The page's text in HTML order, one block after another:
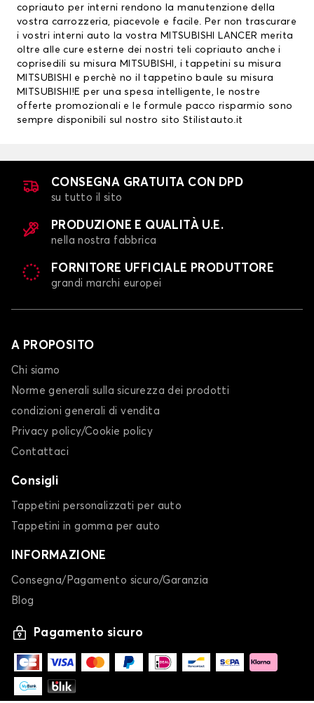
copriauto per interni rendono la manutenzione della
vostra carrozzeria, piacevole e facile. Per non trascurare
i vostri interni auto la vostra MITSUBISHI LANCER merita
oltre alle cure esterne dei nostri teli copriauto anche i
coprisedili su misura MITSUBISHI , i tappetini su misura
MITSUBISHI
e perchè no il tappetino baule su misura
MITSUBISHI!E per una spesa intelligente, le nostre
offerte promozionali e le formule pacco risparmio sono
sempre disponibili sul nostro sito Stilistauto.it
CONSEGNA GRATUITA CON DPD
su tutto il sito
PRODUZIONE E QUALITÀ U.E.
nella nostra fabbrica
FORNITORE UFFICIALE PRODUTTORE
grandi marchi europei
A PROPOSITO
Chi siamo
Norme generali sulla sicurezza dei prodotti
condizioni generali di vendita
Privacy policy/Cookie policy
Contattaci
Consigli
Tappetini personalizzati per auto
Tappetini in gomma per auto
INFORMAZIONE
Consegna/Pagamento sicuro/Garanzia
Blog
Pagamento sicuro